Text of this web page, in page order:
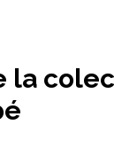
la